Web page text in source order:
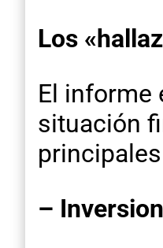
Los
El informe
situación
–